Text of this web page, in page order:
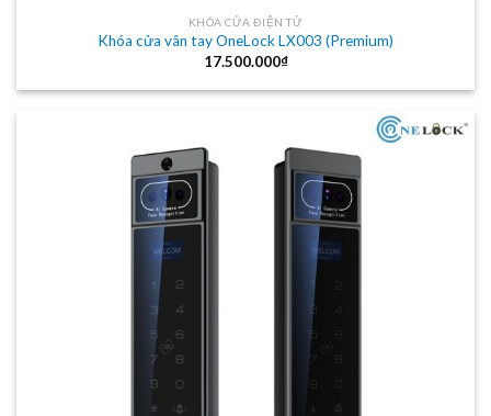
KHÓA CỬA ĐIỆN TỬ
Khóa cửa vân tay OneLock LX003 (Premium)
17.500.000₫